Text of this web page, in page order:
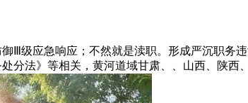
应急响应；不然就是渎职。形成严沉职务
分法》等相关，黄河道域甘肃、、山西、陕